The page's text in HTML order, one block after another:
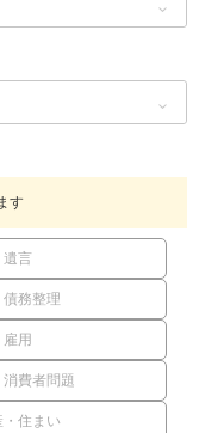
す
遺言
債務整理
雇用
費者問題
・住まい